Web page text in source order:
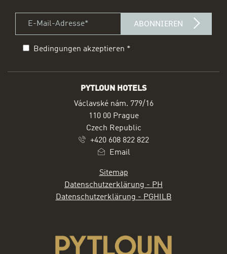
E-Mail-Adresse * ABONNIEREN
Impressum
Bedingungen akzeptieren *
PYTLOUN HOTELS
Václavské nám. 779/16
110 00 Prague
Czech Republic
+420 608 822 822
Email
Sitemap
Datenschutzerklärung - PH
Datenschutzerklärung - PGHILB